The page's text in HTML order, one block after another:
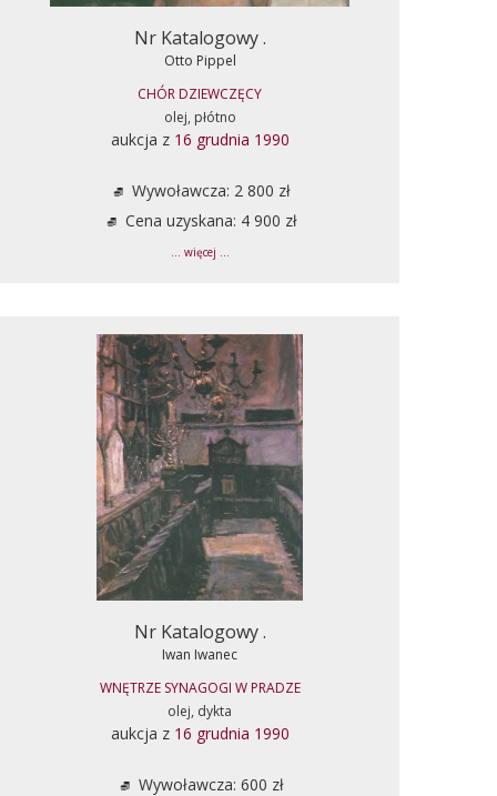
Nr Katalogowy .
Otto Pippel
CHÓR DZIEWCZĘCY
olej, płótno
aukcja z 16 grudnia 1990
Wywoławcza: 2 800 zł
Cena uzyskana: 4 900 zł
... więcej ...
Nr Katalogowy .
Iwan Iwanec
WNĘTRZE SYNAGOGI W PRADZE
olej, dykta
aukcja z 16 grudnia 1990
Wywoławcza: 600 zł